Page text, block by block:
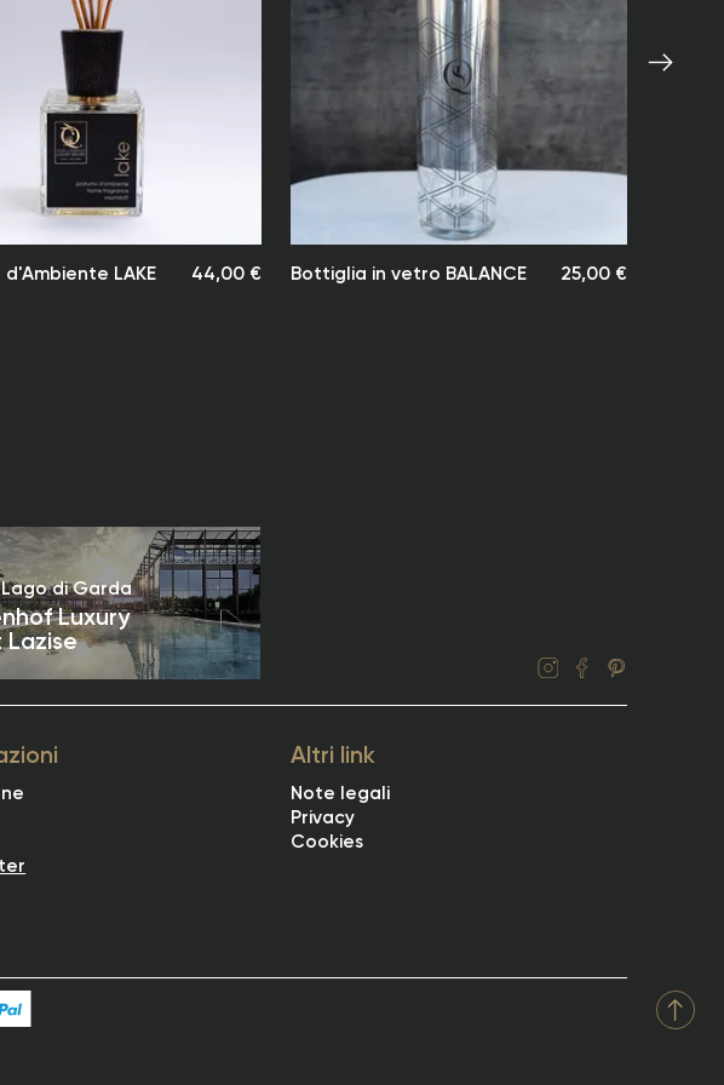
da noi all'indirizzo di consegna da voi indicato.
Il tempo di consegna è generalmente fino a 10 giorni
lavorativi dal ricevimento del pagamento. In casi
eccezionali, per articoli ordinati successivamente che non
sono disponibili al momento dell’ordine, il tempo di
consegna può superare i 10 giorni.
I nostri tempi di spedizione sono indicativi e si calcolano a
partire dalla data di spedizione.
Nota:
responsabilità per ritardi nella consegna – in particolare
d'Ambiente LAKE
44,00 € Bottiglia in vetro BALANCE 25,00 €
di Garda
Luxury
Lazise
Altri link
Note legali
Privacy
Cookies